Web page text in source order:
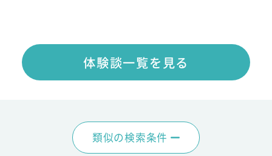
体験談一覧を見る
類似の検索条件